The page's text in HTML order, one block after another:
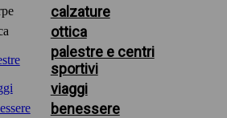
calzature
ottica
palestre e centri
sportivi
viaggi
benessere